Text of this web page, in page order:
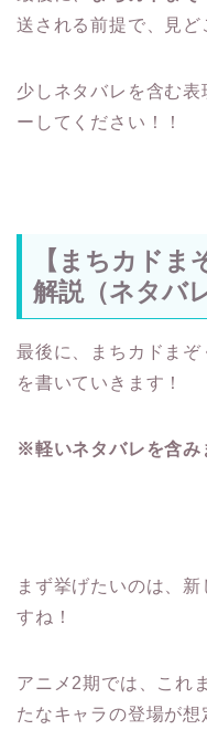
送される前提で、見ど
少しネタバレを含む
ーしてください！！
【まちカドま
解説（ネタバ
最後に、まちカドま
を書いていきます！
※軽いネタバレを含み
まず挙げたいのは、
すね！
アニメ2期では、これ
たなキャラの登場が想